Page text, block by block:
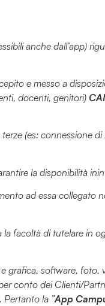
anche dall’app)
e messo a
docenti, genitori)
(es: connessione di
la disponibilità
ad essa collegato
la facoltà di tutelare in
grafica, software, foto,
conto dei Clienti/
. Pertanto la ”App